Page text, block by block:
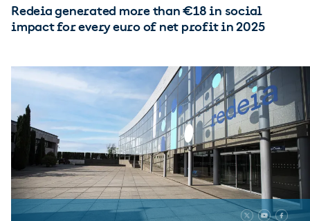
Redeia generated more than €18 in social
impact for every euro of net profit in 2025